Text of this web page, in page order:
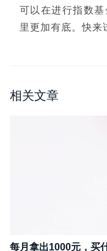
可以在进行指数
里更加有底。快来
相关文章
每月拿出1000元，买